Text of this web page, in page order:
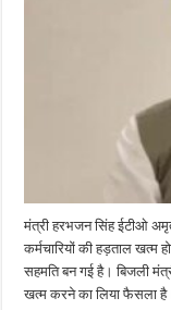
मंत्री हरभजन सिंह ईटीओ
कर्मचारियों की हड़ताल
सहमति बन गई है। बिजली
खत्म करने का लिया फैसला